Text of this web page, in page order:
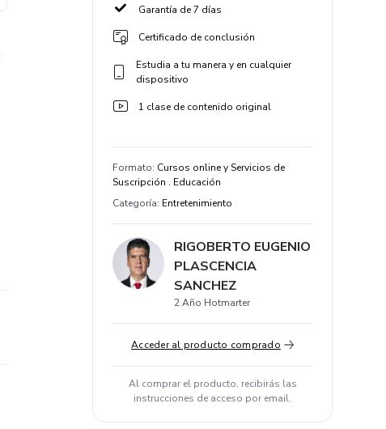
Garantía de 7 días
Certificado de conclusión
Estudia a tu manera y en cualquier
dispositivo
1 clase de contenido original
Formato: Cursos online y Servicios de
Suscripción . Educación
Categoría: Entretenimiento
RIGOBERTO EUGENIO
PLASCENCIA
SANCHEZ
2 Año Hotmarter
Acceder al producto comprado
Al comprar el producto, recibirás las
instrucciones de acceso por email.